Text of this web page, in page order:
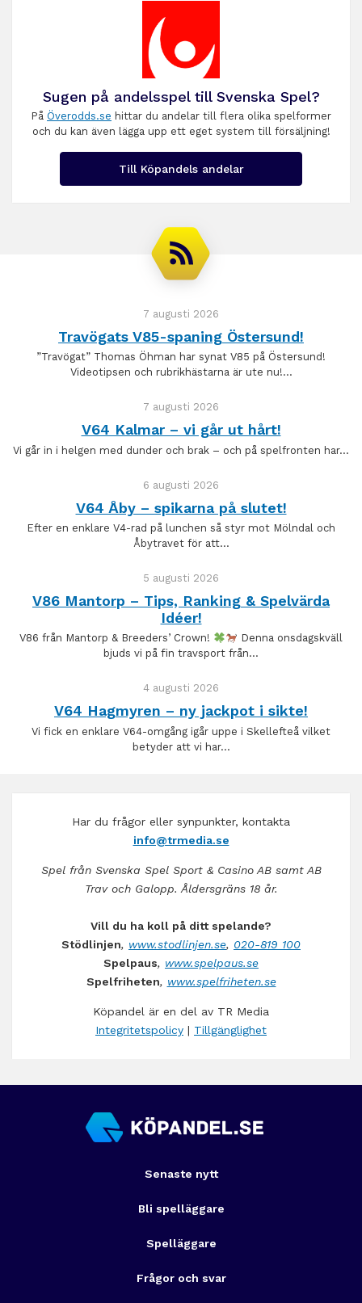
Sugen på andelsspel till Svenska Spel?
På Överodds.se hittar du andelar till flera olika spelformer
och du kan även lägga upp ett eget system till försäljning!
Till Köpandels andelar
7 augusti 2026
Travögats V85-spaning Östersund!
”Travögat” Thomas Öhman har synat V85 på Östersund!
Videotipsen och rubrikhästarna är ute nu!…
7 augusti 2026
V64 Kalmar – vi går ut hårt!
Vi går in i helgen med dunder och brak – och på spelfronten har…
6 augusti 2026
V64 Åby – spikarna på slutet!
Efter en enklare V4-rad på lunchen så styr mot Mölndal och
Åbytravet för att…
5 augusti 2026
V86 Mantorp – Tips, Ranking & Spelvärda
Idéer!
V86 från Mantorp & Breeders’ Crown!
Denna onsdagskväll
bjuds vi på fin travsport från…
4 augusti 2026
V64 Hagmyren – ny jackpot i sikte!
Vi fick en enklare V64-omgång igår uppe i Skellefteå vilket
betyder att vi har…
Har du frågor eller synpunkter, kontakta
info@trmedia.se
Spel från Svenska Spel Sport & Casino AB samt AB
Trav och Galopp. Åldersgräns 18 år.
Vill du ha koll på ditt spelande?
Stödlinjen, www.stodlinjen.se, 020-819 100
Spelpaus, www.spelpaus.se
Spelfriheten, www.spelfriheten.se
Köpandel är en del av TR Media
Integritetspolicy | Tillgänglighet
Senaste nytt
Bli spelläggare
Spelläggare
Frågor och svar